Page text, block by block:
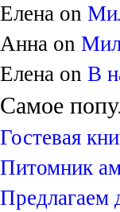
Елена on
Анна on
Елена on В
Самое
Гостевая
Питомник
Предлагаем